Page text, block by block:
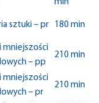
min
sztuki – pr 180 min
mniejszości
– pp
210 min
mniejszości
– pr
210 min